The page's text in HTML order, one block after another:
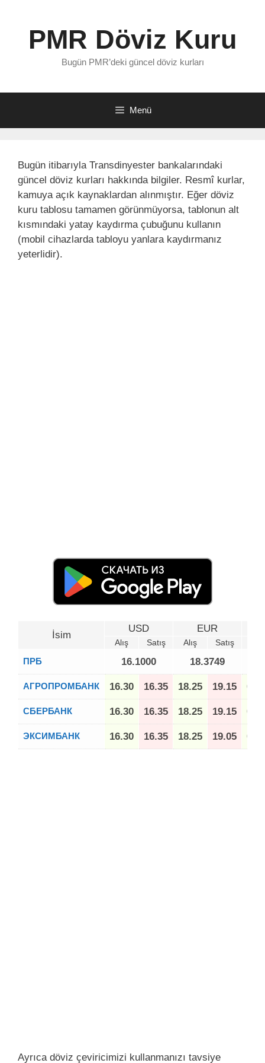
PMR Döviz Kuru
Bugün PMR’deki güncel döviz kurları
Menü
Bugün itibarıyla Transdinyester bankalarındaki
güncel döviz kurları hakkında bilgiler. Resmî kurlar,
kamuya açık kaynaklardan alınmıştır. Eğer döviz
kuru tablosu tamamen görünmüyorsa, tablonun alt
kısmındaki yatay kaydırma çubuğunu kullanın
(mobil cihazlarda tabloyu yanlara kaydırmanız
yeterlidir).
İsim
USD EUR
Alış Satış Alış Satış
ПРБ 16.1000 18.3749
АГРОПРОМБАНК 16.30 16.35 18.25 19.15
СБЕРБАНК 16.30 16.35 18.25 19.15
ЭКСИМБАНК 16.30 16.35 18.25 19.05
Ayrıca döviz çeviricimizi kullanmanızı tavsiye